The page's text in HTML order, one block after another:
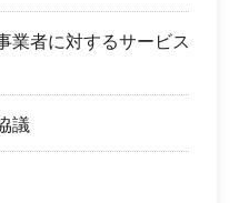
業者に対するサービス
議